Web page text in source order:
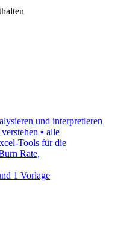
und interpretieren
▪ alle
Tools für die
Rate,
1 Vorlage